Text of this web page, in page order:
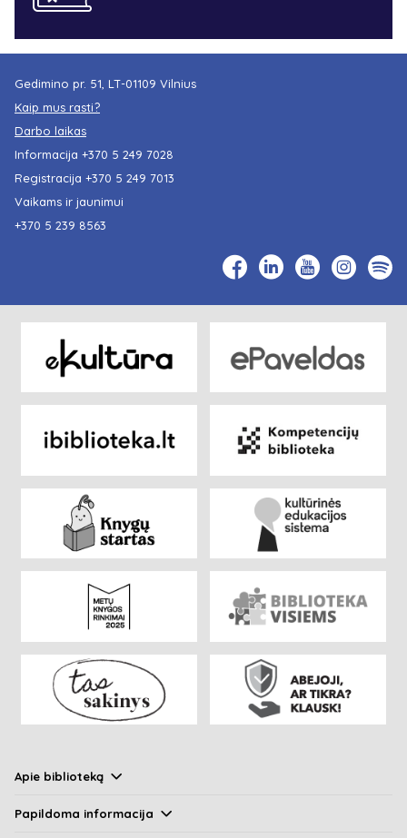
Gedimino pr. 51, LT-01109 Vilnius
Kaip mus rasti?
Darbo laikas
Informacija +370 5 249 7028
Registracija +370 5 249 7013
Vaikams ir jaunimui
+370 5 239 8563
Apie biblioteką
Papildoma informacija